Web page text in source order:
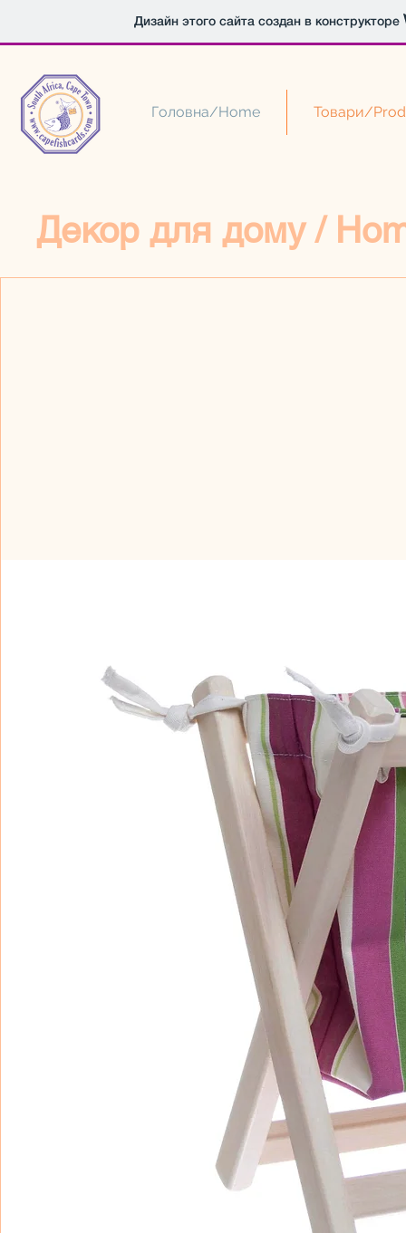
Дизайн этого сайта создан в конструкторе
Головна/Home Товари/
Декор для дому /